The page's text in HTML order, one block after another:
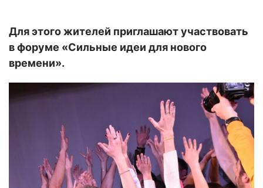
Для этого жителей приглашают участвовать
в форуме «Сильные идеи для нового
времени».